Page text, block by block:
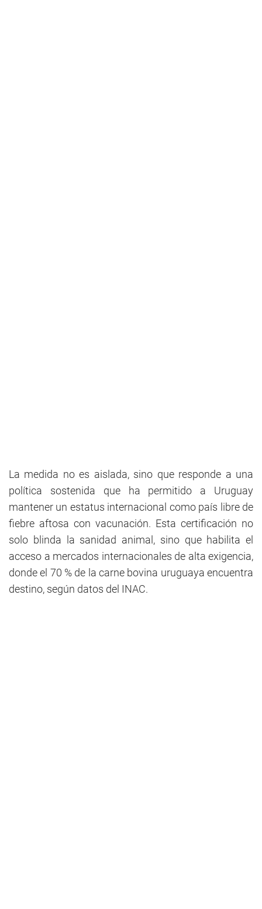
La medida no es aislada, sino que responde a una
política sostenida que ha permitido a Uruguay
mantener un estatus internacional como país libre de
fiebre aftosa con vacunación. Esta certificación no
solo blinda la sanidad animal, sino que habilita el
acceso a mercados internacionales de alta exigencia,
donde el 70 % de la carne bovina uruguaya encuentra
destino, según datos del INAC.